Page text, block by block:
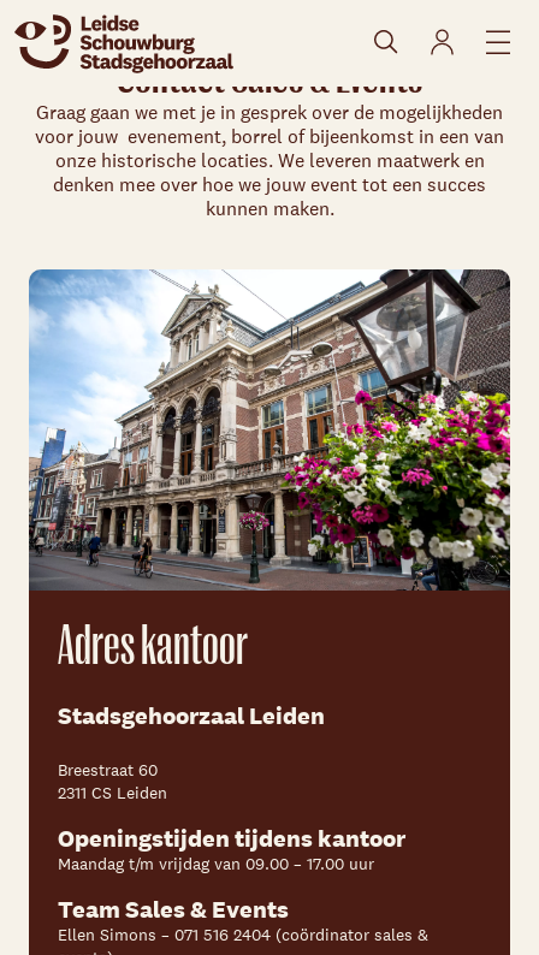
Skip navigatie
Contact Sales & Events
Graag gaan we met je in gesprek over de mogelijkheden
voor jouw evenement, borrel of bijeenkomst in een van
onze historische locaties. We leveren maatwerk en
denken mee over hoe we jouw event tot een succes
kunnen maken.
Adres kantoor
Stadsgehoorzaal Leiden
Breestraat 60
2311 CS Leiden
Openingstijden tijdens kantoor
Maandag t/m vrijdag van 09.00 – 17.00 uur
Team Sales & Events
Ellen Simons – 071 516 2404 (coördinator sales &